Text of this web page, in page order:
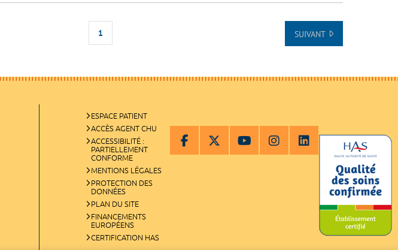
1 SUIVANT
ESPACE PATIENT
ACCÈS AGENT CHU
ACCESSIBILITÉ :
PARTIELLEMENT
CONFORME
MENTIONS LÉGALES
PROTECTION DES
DONNÉES
PLAN DU SITE
FINANCEMENTS
EUROPÉENS
CERTIFICATION HAS